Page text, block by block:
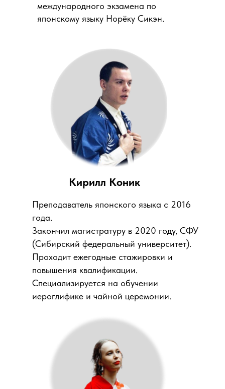
международного экзамена по
японскому языку Норёку Сикэн.
Кирилл Коник
Преподаватель японского языка с 2016
года.
Закончил магистратуру в 2020 году, СФУ
(Сибирский федеральный университет).
Проходит ежегодные стажировки и
повышения квалификации.
Специализируется на обучении
иероглифике и чайной церемонии.